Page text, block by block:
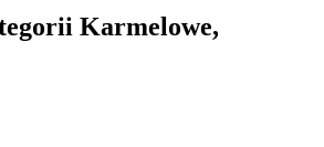
Karmelowe,